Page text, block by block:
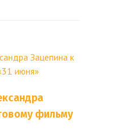
фильму